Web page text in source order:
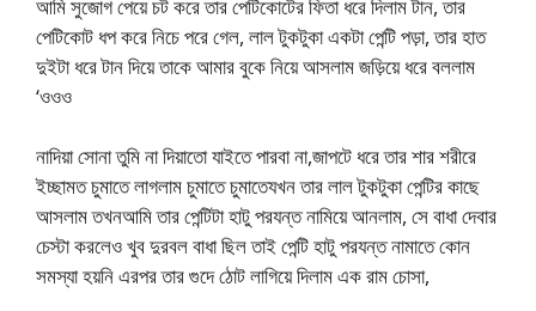
আমি সুজোগ পেয়ে চট করে তার পেটিকোটের ফিতা ধরে দিলাম টান, তার
পেটিকোট ধপ করে নিচে পরে গেল, লাল টুকটুকা একটা পেন্টি পড়া, তার হাত
দুইটা ধরে টান দিয়ে তাকে আমার বুকে নিয়ে আসলাম জড়িয়ে ধরে বললাম
‘ওওও
নাদিয়া সোনা তুমি না দিয়াতো যাইতে পারবা না,জাপটে ধরে তার শার শরীরে
ইচ্ছামত চুমাতে লাগলাম চুমাতে চুমাতেযখন তার লাল টুকটুকা পেন্টির কাছে
আসলাম তখনআমি তার পেন্টিটা হাটু পরযন্ত নামিয়ে আনলাম, সে বাধা দেবার
চেস্টা করলেও খুব দুরবল বাধা ছিল তাই পেন্টি হাটু পরযন্ত নামাতে কোন
সমস্যা হয়নি এরপর তার গুদে ঠোট লাগিয়ে দিলাম এক রাম চোসা,